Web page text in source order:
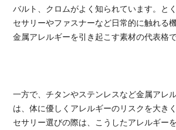
バルト、クロムがよく知られています。と
セサリーやファスナーなど日常的に触れる
金属アレルギーを引き起こす素材の代表格で
一方で、チタンやステンレスなど金属アレ
は、体に優しくアレルギーのリスクを大き
セサリー選びの際は、こうしたアレルギー